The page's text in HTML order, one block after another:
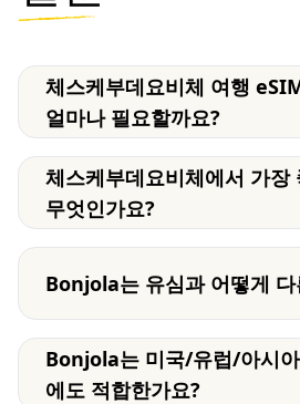
체스케부데요비체 여행
얼마나 필요할까요?
체스케부데요비체에서 가장
무엇인가요?
Bonjola는 유심과 어떻게 다
Bonjola는 미국/유럽/아시
에도 적합한가요?